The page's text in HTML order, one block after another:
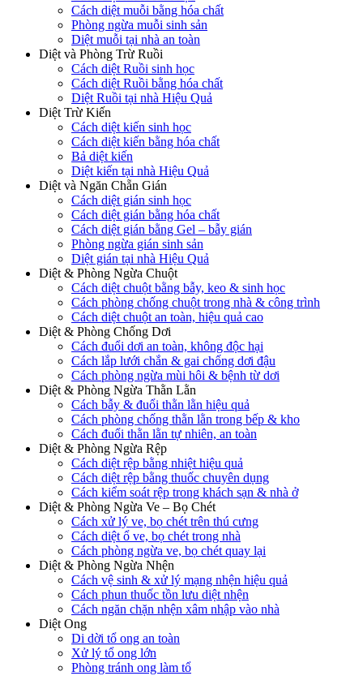
Cách diệt muỗi bằng hóa chất
Phòng ngừa muỗi sinh sản
Diệt muỗi tại nhà an toàn
Diệt và Phòng Trừ Ruồi
Cách diệt Ruồi sinh học
Cách diệt Ruồi bằng hóa chất
Diệt Ruồi tại nhà Hiệu Quả
Diệt Trừ Kiến
Cách diệt kiến sinh học
Cách diệt kiến bằng hóa chất
Bả diệt kiến
Diệt kiến tại nhà Hiệu Quả
Diệt và Ngăn Chẵn Gián
Cách diệt gián sinh học
Cách diệt gián bằng hóa chất
Cách diệt gián bằng Gel – bẫy gián
Phòng ngừa gián sinh sản
Diệt gián tại nhà Hiệu Quả
Diệt & Phòng Ngừa Chuột
Cách diệt chuột bằng bẫy, keo & sinh học
Cách phòng chống chuột trong nhà & công trình
Cách diệt chuột an toàn, hiệu quả cao
Diệt & Phòng Chống Dơi
Cách đuổi dơi an toàn, không độc hại
Cách lắp lưới chắn & gai chống dơi đậu
Cách phòng ngừa mùi hôi & bệnh từ dơi
Diệt & Phòng Ngừa Thằn Lằn
Cách bẫy & đuổi thằn lằn hiệu quả
Cách phòng chống thằn lằn trong bếp & kho
Cách đuổi thằn lằn tự nhiên, an toàn
Diệt & Phòng Ngừa Rệp
Cách diệt rệp bằng nhiệt hiệu quả
Cách diệt rệp bằng thuốc chuyên dụng
Cách kiểm soát rệp trong khách sạn & nhà ở
Diệt & Phòng Ngừa Ve – Bọ Chét
Cách xử lý ve, bọ chét trên thú cưng
Cách diệt ổ ve, bọ chét trong nhà
Cách phòng ngừa ve, bọ chét quay lại
Diệt & Phòng Ngừa Nhện
Cách vệ sinh & xử lý mạng nhện hiệu quả
Cách phun thuốc tồn lưu diệt nhện
Cách ngăn chặn nhện xâm nhập vào nhà
Diệt Ong
Di dời tổ ong an toàn
Xử lý tổ ong lớn
Phòng tránh ong làm tổ